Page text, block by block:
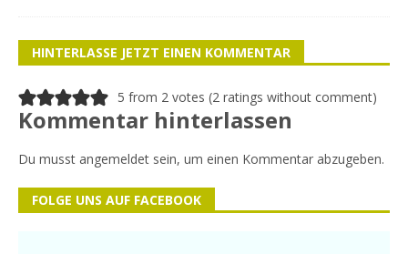
HINTERLASSE JETZT EINEN KOMMENTAR
5 from 2 votes (2 ratings without comment)
Kommentar hinterlassen
Du musst angemeldet sein, um einen Kommentar abzugeben.
FOLGE UNS AUF FACEBOOK